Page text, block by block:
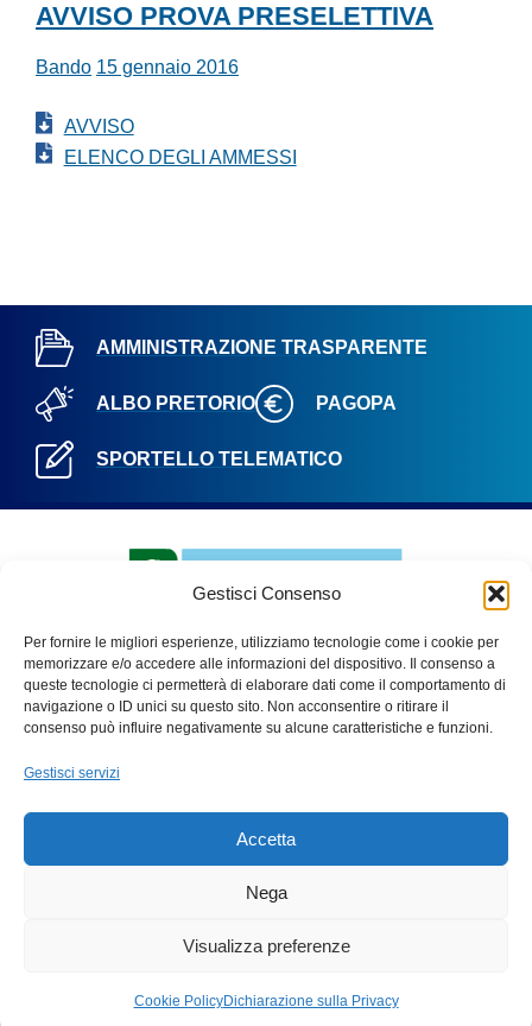
Gestisci Consenso
Per fornire le migliori esperienze, utilizziamo tecnologie come i cookie per
memorizzare e/o accedere alle informazioni del dispositivo. Il consenso a
queste tecnologie ci permetterà di elaborare dati come il comportamento di
navigazione o ID unici su questo sito. Non acconsentire o ritirare il
consenso può influire negativamente su alcune caratteristiche e funzioni.
Gestisci servizi
Accetta
Nega
Visualizza preferenze
Cookie PolicyDichiarazione sulla Privacy
AVVISO PROVA PRESELETTIVA
Bando 15 gennaio 2016
AVVISO
ELENCO DEGLI AMMESSI
AMMINISTRAZIONE TRASPARENTE
ALBO PRETORIO PAGOPA
SPORTELLO TELEMATICO
PARCO ADDA NORD
20056 – Trezzo sull’Adda (Mi)
protocollo.parco.addanord@pec.regione.lombardia.it
Privacy policy Cookie policy